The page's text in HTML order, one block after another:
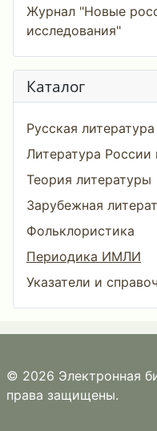
Журнал "Новые
исследования"
Каталог
Русская литература
Литература
Теория литературы
Зарубежная
Фольклористика
Периодика ИМЛИ
Указатели и
© 2026 Электронная
права защищены.